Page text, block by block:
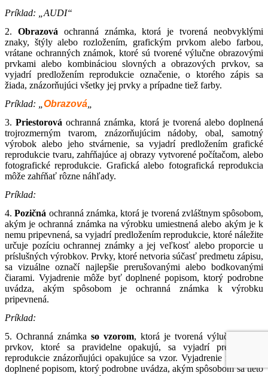
Príklad: „AUDI“
2. Obrazová ochranná známka, ktorá je tvorená neobvyklými
znaky, štýly alebo rozložením, grafickým prvkom alebo farbou,
vrátane ochranných známok, ktoré sú tvorené výlučne obrazovými
prvkami alebo kombináciou slovných a obrazových prvkov, sa
vyjadrí predložením reprodukcie označenie, o ktorého zápis sa
žiada, znázorňujúci všetky jej prvky a prípadne tiež farby.
Príklad: „ Obrazová
3.Priestorová ochranná známka, ktorá je tvorená alebo doplnená
trojrozmerným tvarom, znázorňujúcim nádoby, obal, samotný
výrobok alebo jeho stvárnenie, sa vyjadrí predložením grafické
reprodukcie tvaru, zahŕňajúce aj obrazy vytvorené počítačom, alebo
fotografické reprodukcie. Grafická alebo fotografická reprodukcia
môže zahŕňať rôzne náhľady.
Príklad:
4.Pozičná ochranná známka, ktorá je tvorená zvláštnym spôsobom,
akým je ochranná známka na výrobku umiestnená alebo akým je k
nemu pripevnená, sa vyjadrí predložením reprodukcie, ktoré náležite
určuje pozíciu ochrannej známky a jej veľkosť alebo proporcie u
príslušných výrobkov. Prvky, ktoré netvoria súčasť predmetu zápisu,
sa vizuálne označí najlepšie prerušovanými alebo bodkovanými
čiarami. Vyjadrenie môže byť doplnené popisom, ktorý podrobne
uvádza, akým spôsobom je ochranná známka k výrobku
pripevnená.
Príklad:
5. Ochranná známka so vzorom, ktorá je tvorená výlučne sadou
prvkov, ktoré sa pravidelne opakujú, sa vyjadrí predložením
reprodukcie znázorňujúci opakujúce sa vzor. Vyjadrenie môže byť
doplnené popisom, ktorý podrobne uvádza, akým spôsobom sa tieto